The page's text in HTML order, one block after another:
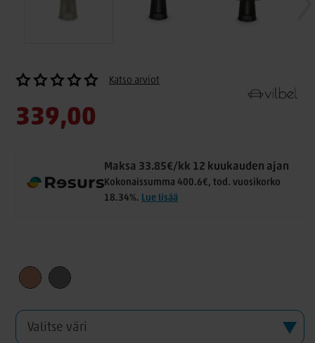
Katso arviot
339,00
Maksa 33.85€/kk 12 kuukauden ajan
Kokonaissumma 400.6€, tod. vuosikorko
18.34%. Lue lisää